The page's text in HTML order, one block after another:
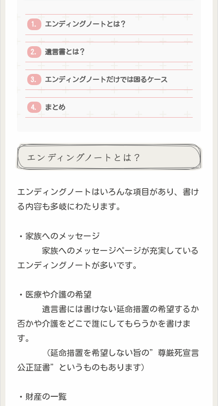
エンディングノートとは？
遺言書とは？
エンディングノートだけでは困るケース
まとめ
エンディングノートとは？
エンディングノートはいろんな項目があり、書け
る内容も多岐にわたります。
・家族へのメッセージ
家族へのメッセージページが充実している
エンディングノートが多いです。
・医療や介護の希望
遺言書には書けない延命措置の希望するか
否かや介護をどこで誰にしてもらうかを書けま
す。
（延命措置を希望しない旨の”尊厳死宣言
公正証書”というものもあります）
・財産の一覧